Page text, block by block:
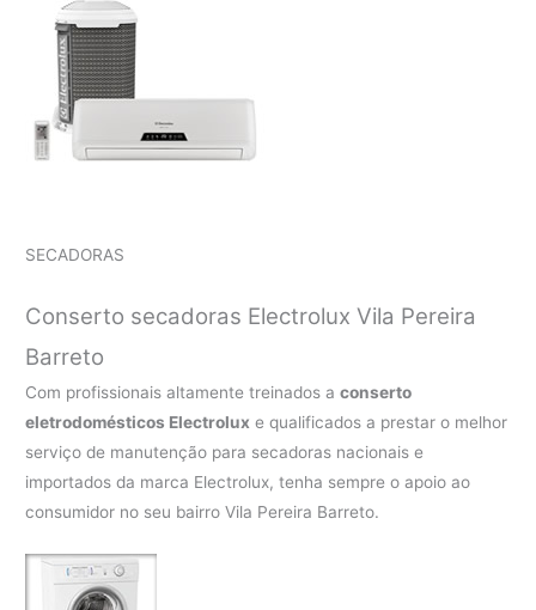
SECADORAS
Conserto secadoras Electrolux Vila Pereira
Barreto
Com profissionais altamente treinados aconserto
eletrodomésticos Electrolux e qualificados a prestar o melhor
serviço de manutenção para secadoras nacionais e
importados da marca Electrolux, tenha sempre o apoio ao
consumidor no seu bairro Vila Pereira Barreto.